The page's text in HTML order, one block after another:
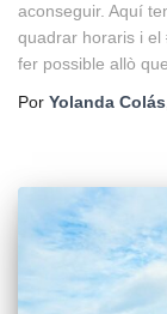
aconseguir. Aquí
quadrar horaris i el
fer possible allò
Por Yolanda Colás